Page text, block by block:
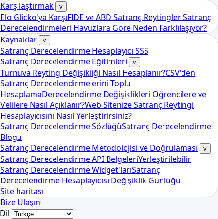
Karşılaştırmak
v
Elo Glicko'ya KarşıFIDE ve ABD Satranç ReytingleriSatranç
Derecelendirmeleri Havuzlara Göre Neden Farklılaşıyor?
Kaynaklar
v
Satranç Derecelendirme Hesaplayıcı SSS
Satranç Derecelendirme Eğitimleri
v
Turnuva Reyting Değişikliği Nasıl Hesaplanır?CSV'den
Satranç Derecelendirmelerini Toplu
HesaplamaDerecelendirme Değişiklikleri Öğrencilere ve
Velilere Nasıl Açıklanır?Web Sitenize Satranç Reytingi
Hesaplayıcısını Nasıl Yerleştirirsiniz?
Satranç Derecelendirme SözlüğüSatranç Derecelendirme
Blogu
Satranç Derecelendirme Metodolojisi ve Doğrulaması
v
Satranç Derecelendirme API BelgeleriYerleştirilebilir
Satranç Derecelendirme Widget'larıSatranç
Derecelendirme Hesaplayıcısı Değişiklik Günlüğü
Site haritası
Bize Ulaşın
Dil